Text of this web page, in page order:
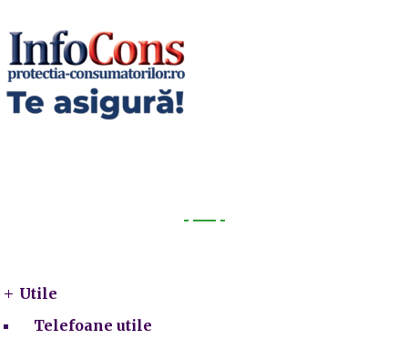
Utile
Telefoane utile